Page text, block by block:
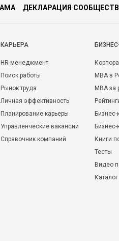
ДЕКЛАРАЦИЯ
КАРЬЕРА
HR-менеджмент
Поиск работы
Рынок труда
Личная эффективность
Планирование карьеры
Управленческие вакансии
Справочник компаний
MBA в
MBA
Бизнес-
Книги
Тесты
Видео